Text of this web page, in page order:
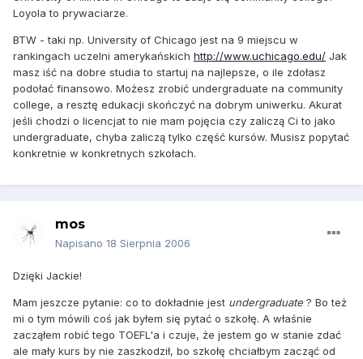
Loyola to prywaciarze.
BTW - taki np. University of Chicago jest na 9 miejscu w
rankingach uczelni amerykańskich http://www.uchicago.edu/ Jak
masz iść na dobre studia to startuj na najlepsze, o ile zdołasz
podołać finansowo. Możesz zrobić undergraduate na community
college, a resztę edukacji skończyć na dobrym uniwerku. Akurat
jeśli chodzi o licencjat to nie mam pojęcia czy zaliczą Ci to jako
undergraduate, chyba zaliczą tylko część kursów. Musisz popytać
konkretnie w konkretnych szkołach.
mos
Napisano 18 Sierpnia 2006
Dzięki Jackie!
Mam jeszcze pytanie: co to dokładnie jest undergraduate ? Bo też
mi o tym mówili coś jak byłem się pytać o szkołę. A właśnie
zacząłem robić tego TOEFL'a i czuje, że jestem go w stanie zdać
ale mały kurs by nie zaszkodził, bo szkołę chciałbym zacząć od